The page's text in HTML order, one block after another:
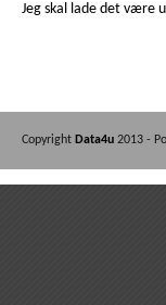
Jeg skal lade det være
Copyright Data4u 2013 -